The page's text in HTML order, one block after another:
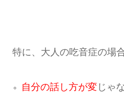
特に、大人の吃音症の場合
自分の話し方が変じゃ